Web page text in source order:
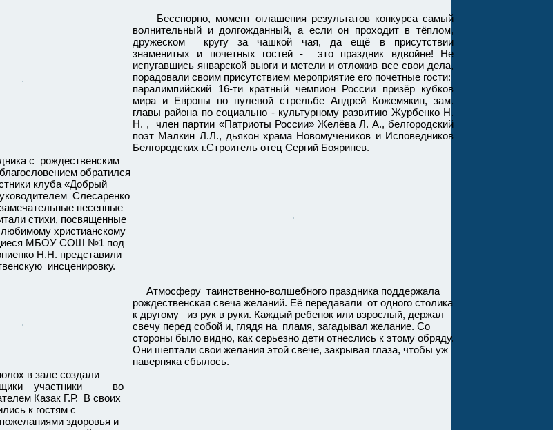
Бесспорно, момент оглашения результатов конкурса самый
волнительный и долгожданный, а если он проходит в тёплом,
дружеском кругу за чашкой чая, да ещё в присутствии
знаменитых и почетных гостей - это праздник вдвойне! Не
испугавшись январской вьюги и метели и отложив все свои дела,
порадовали своим присутствием мероприятие его почетные гости:
паралимпийский 16-ти кратный чемпион России призёр кубков
мира и Европы по пулевой стрельбе Андрей Кожемякин, зам.
главы района по социально - культурному развитию Журбенко Н.
Н. , член партии «Патриоты России» Желёва Л. А., белгородский
поэт Малкин Л.Л., дьякон храма Новомучеников и Исповедников
Белгородских г.Строитель отец Сергий Бояринев.
с рождественским
обратился
клуба «Добрый
Слесаренко
песенные
стихи, посвященные
христианскому
МБОУ СОШ №1 под
Н.Н. представили
инсценировку.
Атмосферу таинственно-волшебного праздника поддержала
рождественская свеча желаний. Её передавали от одного столика
к другому из рук в руки. Каждый ребенок или взрослый, держал
свечу перед собой и, глядя на пламя, загадывал желание. Со
стороны было видно, как серьезно дети отнеслись к этому обряду.
Они шептали свои желания этой свече, закрывая глаза, чтобы уж
наверняка сбылось.
в зале создали
– участники во
Казак Г.Р. В своих
к гостям с
здоровья и